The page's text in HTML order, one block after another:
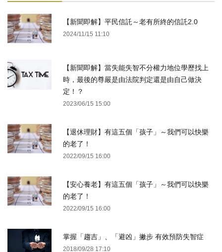
【新聞即解】平民信託～老有所終的信託2.0
2024/11/15 11:10
【新聞即解】當失能失智不分權力地位學歷找上
時，最後的尊嚴是由法院判定還是由自己做決
定！？
2023/06/15 15:00
【退休理財】有這五個「孩子」～我們可以快樂
的老了！
2022/09/15 16:00
【安心養老】有這五個「孩子」～我們可以快樂
的老了！
2022/09/15 16:00
掌握「趨吉」、「避凶」撇步 有效預防失智症
2018/09/28 17:10